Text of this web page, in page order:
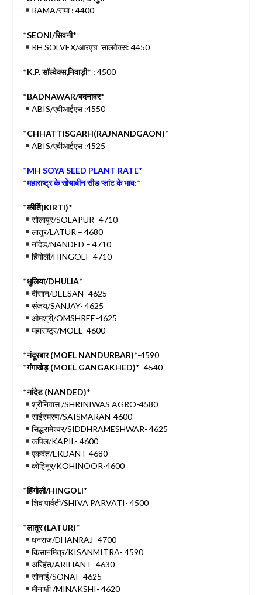
RAMA/रामा : 4400
*SEONI/सिवनी*
RH SOLVEX/आरएच सालवेक्स: 4450
*K.P. सॉल्वेक्स,निवाड़ी* : 4500
*BADNAWAR/बदनावर*
ABIS/एबीआईएस :4550
*CHHATTISGARH(RAJNANDGAON)*
ABIS/एबीआईएस :4525
*MH SOYA SEED PLANT RATE*
*महाराष्ट्र के सोयाबीन सीड प्लांट के भाव:*
*कीर्ति(KIRTI)*
सोलापुर/SOLAPUR- 4710
लातूर/LATUR – 4680
नांदेड/NANDED – 4710
हिंगोली/HINGOLI- 4710
*धुलिया/DHULIA*
दीसान/DEESAN- 4625
संजय/SANJAY- 4625
ओमश्री/OMSHREE-4625
महाराष्ट्र/MOEL- 4600
*नंदूरबार (MOEL NANDURBAR)*-4590
*गंगाखेड़ (MOEL GANGAKHED)*- 4540
*नांदेड (NANDED)*
श्रीनिवास /SHRINIWAS AGRO-4580
साईस्मरण/SAISMARAN-4600
सिद्धरामेश्वर/SIDDHRAMESHWAR- 4625
कपिल/KAPIL- 4600
एकदंत/EKDANT-4680
कोहिनूर/KOHINOOR-4600
*हिंगोली/HINGOLI*
शिव पार्वती/SHIVA PARVATI- 4500
*लातूर (LATUR)*
धनराज/DHANRAJ- 4700
किसानमित्र/KISANMITRA- 4590
अरिहंत/ARIHANT- 4630
सोनाई/SONAI- 4625
मीनाक्षी /MINAKSHI- 4620